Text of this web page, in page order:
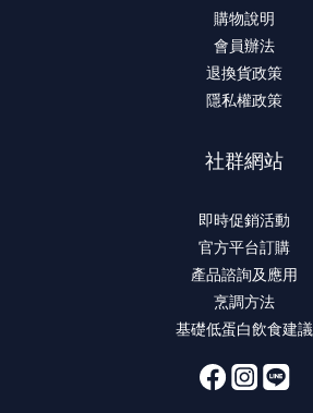
購物說明
會員辦法
退換貨政策
隱私權政策
社群網站
即時促銷活動
官方平台訂購
產品諮詢及應用
烹調方法
基礎低蛋白飲食建議